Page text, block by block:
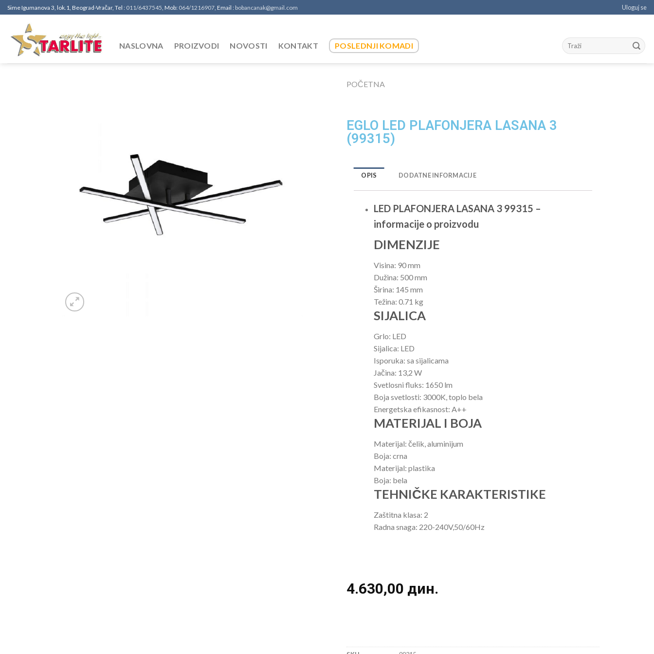
Sime Igumanova 3, lok.1, Beograd-Vračar, Tel : 011/6437545 , Mob: 064/1216907 , Email : bobancanak@gmail.com Uloguj se
NASLOVNA PROIZVODI NOVOSTI KONTAKT POSLEDNJI KOMADI
POČETNA
EGLO LED PLAFONJERA LASANA 3
(99315)
OPIS DODATNE INFORMACIJE
LED PLAFONJERA LASANA 3 99315 –
informacije o proizvodu
DIMENZIJE
Visina: 90 mm
Dužina: 500 mm
Širina: 145 mm
Težina: 0.71 kg
SIJALICA
Grlo: LED
Sijalica: LED
Isporuka: sa sijalicama
Jačina: 13,2 W
Svetlosni fluks: 1650 lm
Boja svetlosti: 3000K, toplo bela
Energetska efikasnost: A++
MATERIJAL I BOJA
Materijal: čelik, aluminijum
Boja: crna
Materijal: plastika
Boja: bela
TEHNIČKE KARAKTERISTIKE
Zaštitna klasa: 2
Radna snaga: 220-240V,50/60Hz
4.630,00 дин.